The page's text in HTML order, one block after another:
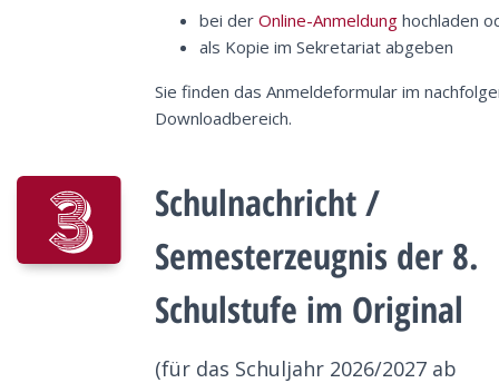
bei derOnline-Anmeldung hochladen
als Kopie im Sekretariat abgeben
Sie finden das Anmeldeformular im
Downloadbereich.
Schulnachricht /
Semesterzeugnis der 8.
Schulstufe im Original
(für das Schuljahr 2026/2027 ab